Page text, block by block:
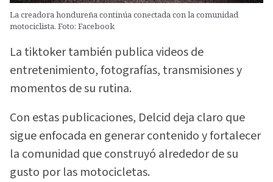
La creadora hondureña continúa conectada con la comunidad
motociclista. Foto: Facebook
La tiktoker también publica videos de
entretenimiento, fotografías, transmisiones y
momentos de su rutina.
Con estas publicaciones, Delcid deja claro que
sigue enfocada en generar contenido y fortalecer
la comunidad que construyó alrededor de su
gusto por las motocicletas.